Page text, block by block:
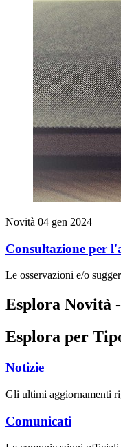
Novità 04 gen 2024
Consultazione per
Le osservazioni e/o
Esplora Novità
Esplora per
Notizie
Gli ultimi aggiornamenti
Comunicati